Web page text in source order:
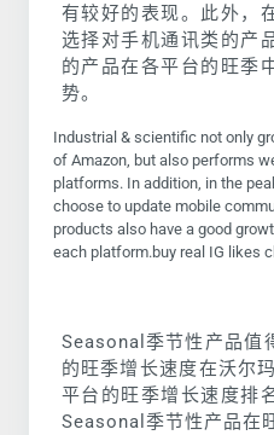
有较好的表现。此外，
选择对手机通讯类的产
的产品在各平台的旺季
势。
Industrial & scientific not only
of Amazon, but also performs
platforms. In addition, in the
choose to update mobile
products also have a good
each platform.buy real IG likes
Seasonal季节性产品值
的旺季增长速度在沃尔
平台的旺季增长速度排
Seasonal季节性产品在